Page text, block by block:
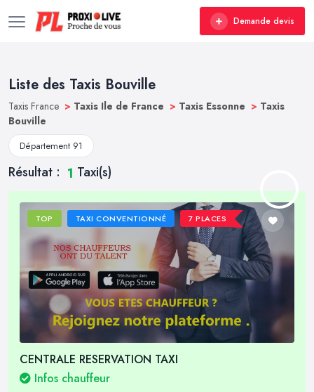
Demande devis
Liste des Taxis Bouville
Taxis France > Taxis Ile de France > Taxis Essonne > Taxis
Bouville
Département 91
Résultat : 1 Taxi(s)
TOP TAXI CONVENTIONNÉ 7 PLACES
CENTRALE RESERVATION TAXI
Infos chauffeur